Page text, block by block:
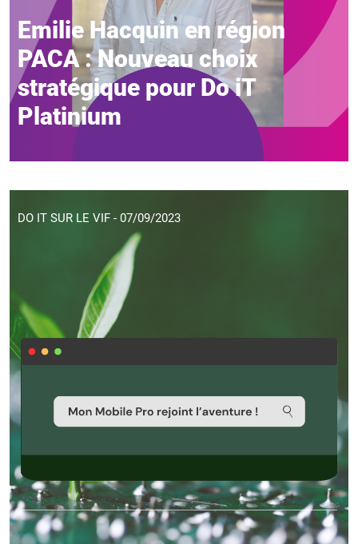
Emilie Hacquin en région
PACA : Nouveau choix
stratégique pour Do iT
Platinium
DO IT SUR LE VIF - 07/09/2023